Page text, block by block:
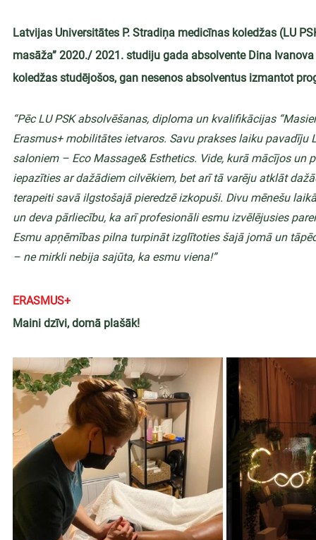
Latvijas Universitātes P. Stradiņa medicīnas koledžas (LU
masāža” 2020./ 2021. studiju gada absolvente Dina
koledžas studējošos, gan nesenos absolventus izmantot
“Pēc LU PSK absolvēšanas, diploma un kvalifikācijas
Erasmus+ mobilitātes ietvaros. Savu prakses laiku
saloniem – Eco Massage& Esthetics. Vide, kurā mācījos
iepazīties ar dažādiem cilvēkiem, bet arī tā varēju atklāt
terapeiti savā ilgstošajā pieredzē izkopuši. Divu mēnešu
un deva pārliecību, ka arī profesionāli esmu izvēlējusies
Esmu apņēmības pilna turpināt izglītoties šajā jomā un
– ne mirkli nebija sajūta, ka esmu viena!”
ERASMUS+
Maini dzīvi, domā plašāk!